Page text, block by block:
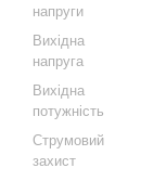
напруги
Вихідна
напруга
Вихідна
потужність
Струмовий
захист